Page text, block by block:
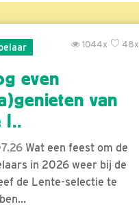
48x
1044x
even
van
l..
Wat een feest om de
in 2026 weer bij de
de Lente-selectie te